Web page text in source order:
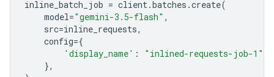
inline_batch_job = client.batches .create(
model="gemini-3.5-flash" ,
src=inline_requests,
config={
'display_name' : "inlined-requests-job-1"
},